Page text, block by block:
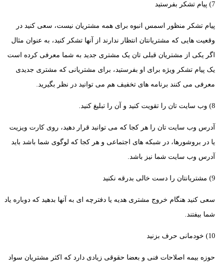
7) پیام تشکر بفرستید
پیام تشکر منظور اسمس انبوه برای همه مشتریان نیست، سعی کنید در
وقعیت هایی که مشتریانتان انتظار ندارند از آنها تشکر کنید، به عنوان مثال
اگر یکی از مشتریان قبلی تان یک مشتری جدید به شما معرفی کرده است
یک پیام تشکر ویژه برای او بفرستید، برای مشتریانی که مشتری جدیدی
معرفی می کنند برنامه های تخفیف هم می توانید در نظر بگیرید.
8) وب سایت تان را تقویت کنید و آن را تبلیغ کنید.
آدرس وب سایت تان را هر کجا که می توانید قرار دهید، روی کارت ویزیت
یا در بروشورها، در شبکه های اجتماعی و هر کجا که لوگوی شما باشد باید
آدرس وب سایت شما نیز باشد.
9) مشتریانتان را دست خالی بدرقه نکنید
سعی کنید هنگام خروج مشتری هدیه یا دفترچه ای به آنها بدهید که دوباره یاد
شما بیفتند.
10) خودمانی حرف بزنید
حوزه بیمه اصلاحات فنی و بعضا حقوقی زیادی دارد که اکثر مشتریان سواد